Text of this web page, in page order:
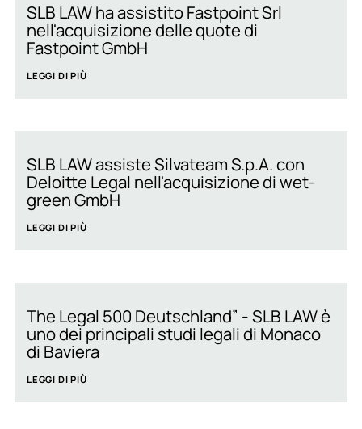
SLB LAW ha assistito Fastpoint Srl
nell'acquisizione delle quote di
Fastpoint GmbH
LEGGI DI PIÙ
SLB LAW assiste Silvateam S.p.A. con
Deloitte Legal nell'acquisizione di wet-
green GmbH
LEGGI DI PIÙ
The Legal 500 Deutschland” - SLB LAW è
uno dei principali studi legali di Monaco
di Baviera
LEGGI DI PIÙ